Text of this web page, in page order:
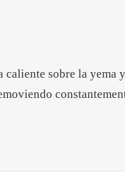
caliente sobre la yema